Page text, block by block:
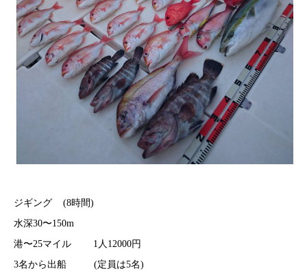
ジギング (8時間)
水深30〜150m
港〜25マイル 1人12000円
3名から出船 (定員は5名)